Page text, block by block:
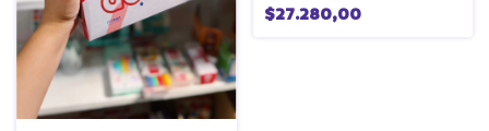
$27.280,00